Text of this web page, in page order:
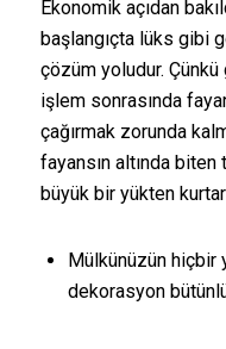
Ekonomik açıdan
başlangıçta lüks gibi
çözüm yoludur. Çünkü
işlem sonrasında
çağırmak zorunda
fayansın altında
büyük bir yükten
Mülkünüzün hiçbir
dekorasyon